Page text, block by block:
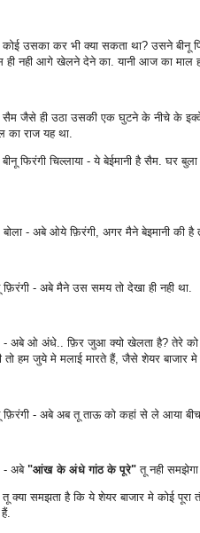
उसका कर भी क्या सकता था? उसने बीनू
ही नही आगे खेलने देने का. यानी आज का माल
जैसे ही उठा उसकी एक घुटने के नीचे के इक्के
का राज यह था.
फिरंगी चिल्लाया - ये बेईमानी है सैम. घर
- अबे ओये फ़िरंगी, अगर मैने बेइमानी की है
फ़िरंगी - अबे मैने उस समय तो देखा ही नही था.
अबे ओ अंधे.. फ़िर जुआ क्यो खेलता है? तेरे को
तो हम जुये मे मलाई मारते हैं, जैसे शेयर बाजार मे
फ़िरंगी - अबे अब तू ताऊ को कहां से ले आया
- अबे "आंख के अंधे गांठ के पूरे" तू नही
क्या समझता है कि ये शेयर बाजार मे कोई